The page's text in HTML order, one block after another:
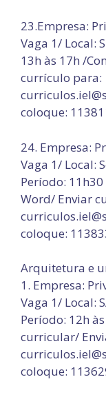
23.Empresa:
Vaga 1/ Local:
13h às 17h /
currículo para:
coloque:
24. Empresa:
Vaga 1/ Local:
Período:
Word/ Enviar
coloque:
Arquitetura e
1. Empresa:
Vaga 1/ Local:
Período: 12h
curricular/
coloque: